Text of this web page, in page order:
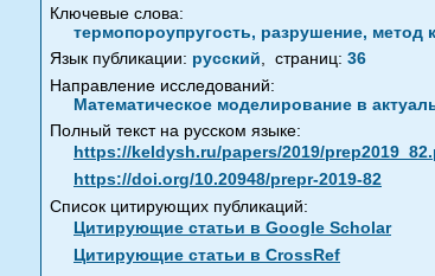
Ключевые слова:
термопороупругость, разрушение,
Язык публикации: русский, страниц: 36
Направление исследований:
Математическое моделирование в
Полный текст на русском языке:
https://keldysh.ru/papers/2019/
https://doi.org/10.20948/prepr-2019-82
Список цитирующих публикаций:
Цитирующие статьи в Google Scholar
Цитирующие статьи в CrossRef